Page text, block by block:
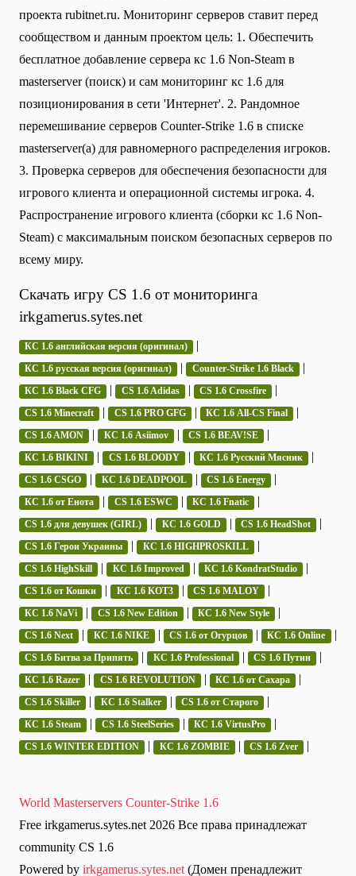
проекта rubitnet.ru. Мониторинг серверов ставит перед
сообществом и данным проектом цель: 1. Обеспечить
бесплатное добавление сервера кс 1.6 Non-Steam в
masterserver (поиск) и сам мониторинг кс 1.6 для
позиционирования в сети 'Интернет'. 2. Рандомное
перемешивание серверов Counter-Strike 1.6 в списке
masterserver(а) для равномерного распределения игроков.
3. Проверка серверов для обеспечения безопасности для
игрового клиента и операционной системы игрока. 4.
Распространение игрового клиента (сборки кс 1.6 Non-
Steam) с максимальным поиском безопасных серверов по
всему миру.
Скачать игру CS 1.6 от мониторинга
irkgamerus.sytes.net
КС 1.6 английская версия (оригинал) |
КС 1.6 русская версия (оригинал) | Counter-Strike 1.6 Black |
КС 1.6 Black CFG | CS 1.6 Adidas | CS 1.6 Crossfire |
CS 1.6 Minecraft | CS 1.6 PRO GFG | КС 1.6 All-CS Final |
CS 1.6 AMON | КС 1.6 Asiimov | CS 1.6 BEAV!SE |
КС 1.6 BIKINI | CS 1.6 BLOODY | КС 1.6 Русский Мясник |
CS 1.6 CSGO | КС 1.6 DEADPOOL | CS 1.6 Energy |
КС 1.6 от Енота | CS 1.6 ESWC | КС 1.6 Fnatic |
CS 1.6 для девушек (GIRL) | КС 1.6 GOLD | CS 1.6 HeadShot |
CS 1.6 Герои Украины | КС 1.6 HIGHPROSKILL |
CS 1.6 HighSkill | КС 1.6 Improved | КС 1.6 KondratStudio |
CS 1.6 от Кошки | КС 1.6 KOT3 | CS 1.6 MALOY |
КС 1.6 NaVi | CS 1.6 New Edition | КС 1.6 New Style |
CS 1.6 Next | КС 1.6 NIKE | CS 1.6 от Огурцов | КС 1.6 Online |
CS 1.6 Битва за Припять | КС 1.6 Professional | CS 1.6 Путин |
КС 1.6 Razer | CS 1.6 REVOLUTION | КС 1.6 от Сахара |
CS 1.6 Skiller | КС 1.6 Stalker | CS 1.6 от Старого |
КС 1.6 Steam | CS 1.6 SteelSeries | КС 1.6 VirtusPro |
CS 1.6 WINTER EDITION | КС 1.6 ZOMBIE | CS 1.6 Zver |
World Masterservers Counter-Strike 1.6
Free irkgamerus.sytes.net 2026 Все права принадлежат
community CS 1.6
Powered by irkgamerus.sytes.net (Домен пренадлежит